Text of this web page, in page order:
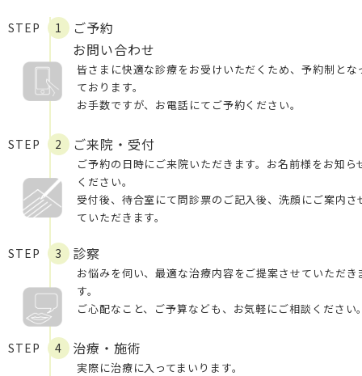
STEP 1
ご予約
お問い合わせ
皆さまに快適な診療をお受けいただくため、予約制とな
ております。
お手数ですが、お電話にてご予約ください。
STEP 2 ご来院・受付
ご予約の日時にご来院いただきます。お名前様をお知ら
ください。
受付後、待合室にて問診票のご記入後、洗顔にご案内さ
ていただきます。
STEP 3 診察
お悩みを伺い、最適な治療内容をご提案させていただき
す。
ご心配なこと、ご予算なども、お気軽にご相談ください
STEP 4 治療・施術
実際に治療に入ってまいります。